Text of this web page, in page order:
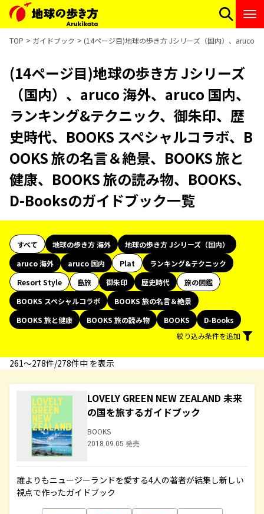
TOP ガイドブック (14ページ目)地球の歩き方 Jシリーズ（国内）、aruco
(14ページ目)地球の歩き方 Jシリーズ
（国内）、aruco 海外、aruco 国内、
ランキング&テクニック、御朱印、歴
史時代、BOOKS スペシャルコラボ、B
OOKS 旅の名言＆絶景、BOOKS 旅と
健康、BOOKS 旅の読み物、BOOKS、
D-Booksのガイドブック一覧
すべて 地球の歩き方 海外
地球の歩き方 Jシリーズ（国内）
aruco 海外
aruco 国内 Plat
ランキング&テクニック
Resort Style
島旅 御朱印 歴史時代
旅の図鑑
BOOKS スペシャルコラボ
BOOKS 旅の名言＆絶景
BOOKS 旅と健康
BOOKS 旅の読み物 BOOKS
D-Books
絞り込み条件を追加
261〜278件/278件中 を表示
LOVELY GREEN NEW ZEALAND 未来
の国を旅するガイドブック
BOOKS
2018.09.05 発売
誰よりもニュージーランドを愛する4人の著者が結集し新しい
視点で作ったガイドブック